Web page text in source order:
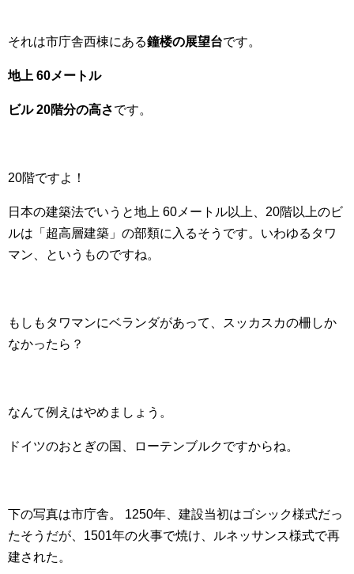
それは市庁舎西棟にある鐘楼の展望台です。
地上 60メートル
ビル 20階分の高さです。
20階ですよ！
日本の建築法でいうと地上 60メートル以上、20階以上のビ
ルは「超高層建築」の部類に入るそうです。いわゆるタワ
マン、というものですね。
もしもタワマンにベランダがあって、スッカスカの柵しか
なかったら？
なんて例えはやめましょう。
ドイツのおとぎの国、ローテンブルクですからね。
下の写真は市庁舎。 1250年、建設当初はゴシック様式だっ
たそうだが、1501年の火事で焼け、ルネッサンス様式で再
建された。